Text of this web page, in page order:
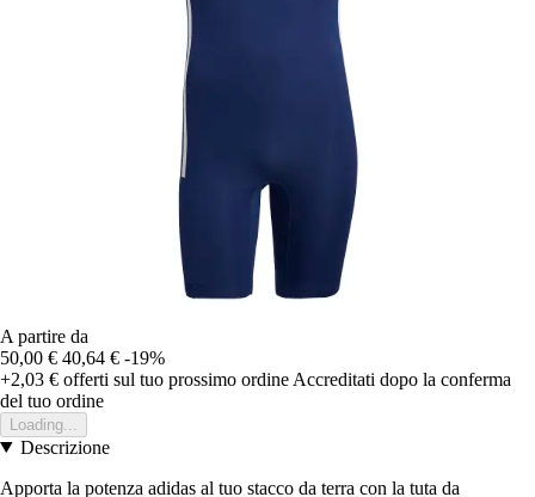
A partire da
50,00 € 40,64 € -19%
+2,03 € offerti sul tuo prossimo ordine Accreditati dopo la conferma
del tuo ordine
Loading...
Descrizione
Apporta la potenza adidas al tuo stacco da terra con la tuta da